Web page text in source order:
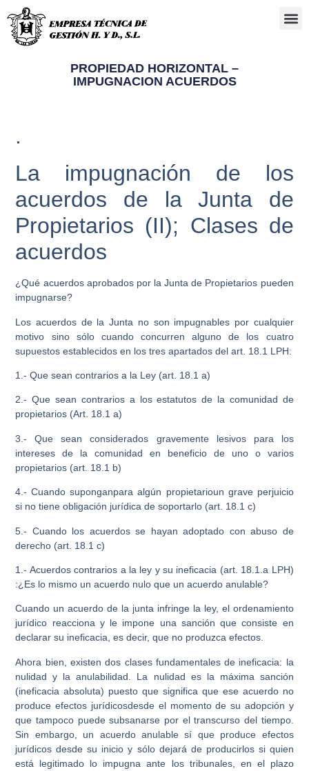
PROPIEDAD HORIZONTAL –
IMPUGNACION ACUERDOS
.
La impugnación de los
acuerdos de la Junta de
Propietarios (II); Clases de
acuerdos
¿Qué acuerdos aprobados por la Junta de Propietarios pueden
impugnarse?
Los acuerdos de la Junta no son impugnables por cualquier
motivo sino sólo cuando concurren alguno de los cuatro
supuestos establecidos en los tres apartados del art. 18.1 LPH:
1.- Que sean contrarios a la Ley (art. 18.1 a)
2.- Que sean contrarios a los estatutos de la comunidad de
propietarios (Art. 18.1 a)
3.- Que sean considerados gravemente lesivos para los
intereses de la comunidad en beneficio de uno o varios
propietarios (art. 18.1 b)
4.- Cuando suponganpara algún propietarioun grave perjuicio
si no tiene obligación jurídica de soportarlo (art. 18.1 c)
5.- Cuando los acuerdos se hayan adoptado con abuso de
derecho (art. 18.1 c)
1.- Acuerdos contrarios a la ley y su ineficacia (art. 18.1.a LPH)
:¿Es lo mismo un acuerdo nulo que un acuerdo anulable?
Cuando un acuerdo de la junta infringe la ley, el ordenamiento
jurídico reacciona y le impone una sanción que consiste en
declarar su ineficacia, es decir, que no produzca efectos.
Ahora bien, existen dos clases fundamentales de ineficacia: la
nulidad y la anulabilidad. La nulidad es la máxima sanción
(ineficacia absoluta) puesto que significa que ese acuerdo no
produce efectos jurídicosdesde el momento de su adopción y
que tampoco puede subsanarse por el transcurso del tiempo.
Sin embargo, un acuerdo anulable sí que produce efectos
jurídicos desde su inicio y sólo dejará de producirlos si quien
está legitimado lo impugna ante los tribunales, en el plazo